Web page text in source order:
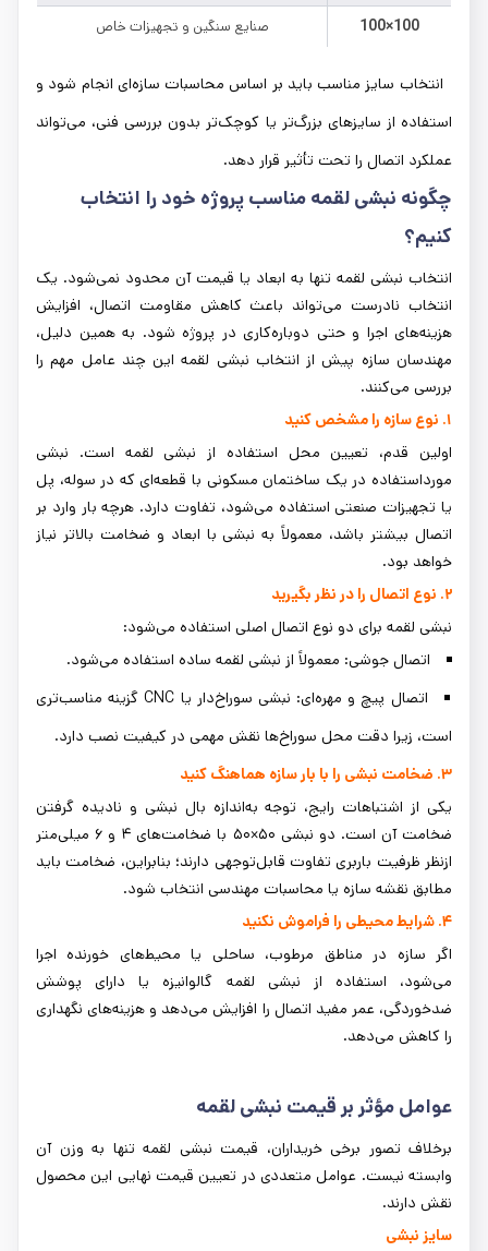
100×100 صنایع سنگین و تجهیزات خاص
انتخاب سایز مناسب باید بر اساس محاسبات سازه‌ای انجام شود و
استفاده از سایزهای بزرگ‌تر یا کوچک‌تر بدون بررسی فنی، می‌تواند
عملکرد اتصال را تحت تأثیر قرار دهد.
چگونه نبشی لقمه مناسب پروژه خود را انتخاب
کنیم؟
انتخاب نبشی لقمه تنها به ابعاد یا قیمت آن محدود نمی‌شود. یک
انتخاب نادرست می‌تواند باعث کاهش مقاومت اتصال، افزایش
هزینه‌های اجرا و حتی دوباره‌کاری در پروژه شود. به همین دلیل،
مهندسان سازه پیش از انتخاب نبشی لقمه این چند عامل مهم را
بررسی می‌کنند.
۱. نوع سازه را مشخص کنید
اولین قدم، تعیین محل استفاده از نبشی لقمه است. نبشی
مورداستفاده در یک ساختمان مسکونی با قطعه‌ای که در سوله، پل
یا تجهیزات صنعتی استفاده می‌شود، تفاوت دارد. هرچه بار وارد بر
اتصال بیشتر باشد، معمولاً به نبشی با ابعاد و ضخامت بالاتر نیاز
خواهد بود.
۲. نوع اتصال را در نظر بگیرید
نبشی لقمه برای دو نوع اتصال اصلی استفاده می‌شود:
اتصال جوشی: معمولاً از نبشی لقمه ساده استفاده می‌شود.
اتصال پیچ و مهره‌ای: نبشی سوراخ‌دار یا CNC گزینه مناسب‌تری
است، زیرا دقت محل سوراخ‌ها نقش مهمی در کیفیت نصب دارد.
۳. ضخامت نبشی را با بار سازه هماهنگ کنید
یکی از اشتباهات رایج، توجه به‌اندازه بال نبشی و نادیده گرفتن
ضخامت آن است. دو نبشی ۵۰×۵۰ با ضخامت‌های ۴ و ۶ میلی‌متر
ازنظر ظرفیت باربری تفاوت قابل‌توجهی دارند؛ بنابراین، ضخامت باید
مطابق نقشه سازه یا محاسبات مهندسی انتخاب شود.
۴. شرایط محیطی را فراموش نکنید
اگر سازه در مناطق مرطوب، ساحلی یا محیط‌های خورنده اجرا
می‌شود، استفاده از نبشی لقمه گالوانیزه یا دارای پوشش
ضدخوردگی، عمر مفید اتصال را افزایش می‌دهد و هزینه‌های نگهداری
را کاهش می‌دهد.
عوامل مؤثر بر قیمت نبشی لقمه
برخلاف تصور برخی خریداران، قیمت نبشی لقمه تنها به وزن آن
وابسته نیست. عوامل متعددی در تعیین قیمت نهایی این محصول
نقش دارند.
سایز نبشی